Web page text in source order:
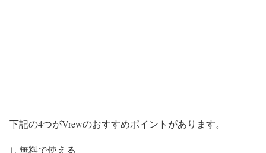
下記の4つがVrewのおすすめポイントがあります。
無料で使える